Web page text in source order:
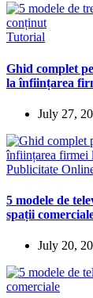
Tutorial
Ghid complet
la înființarea
July 27,
Publicitate
5 modele de
spații
July 20,